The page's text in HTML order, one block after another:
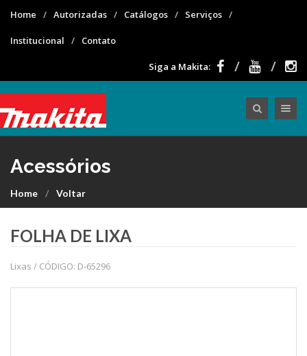
Home Autorizadas Catálogos Serviços
Institucional Contato
Siga a Makita:
Acessórios
Home Voltar
FOLHA DE LIXA
Lixas / CÓDIGO: D-65296